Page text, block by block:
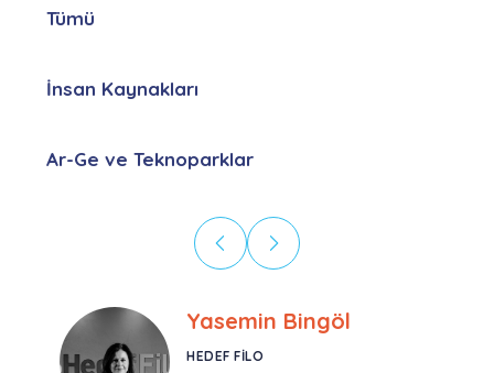
Tümü
İnsan Kaynakları
Ar-Ge ve Teknoparklar
Ebru Kural
CORESYS